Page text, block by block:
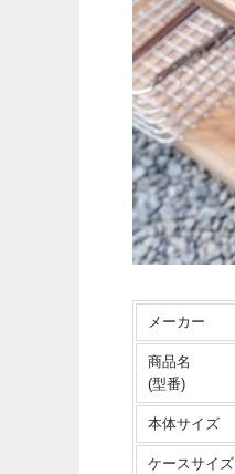
メーカー
商品名
(型番)
本体サイズ
ケースサイズ